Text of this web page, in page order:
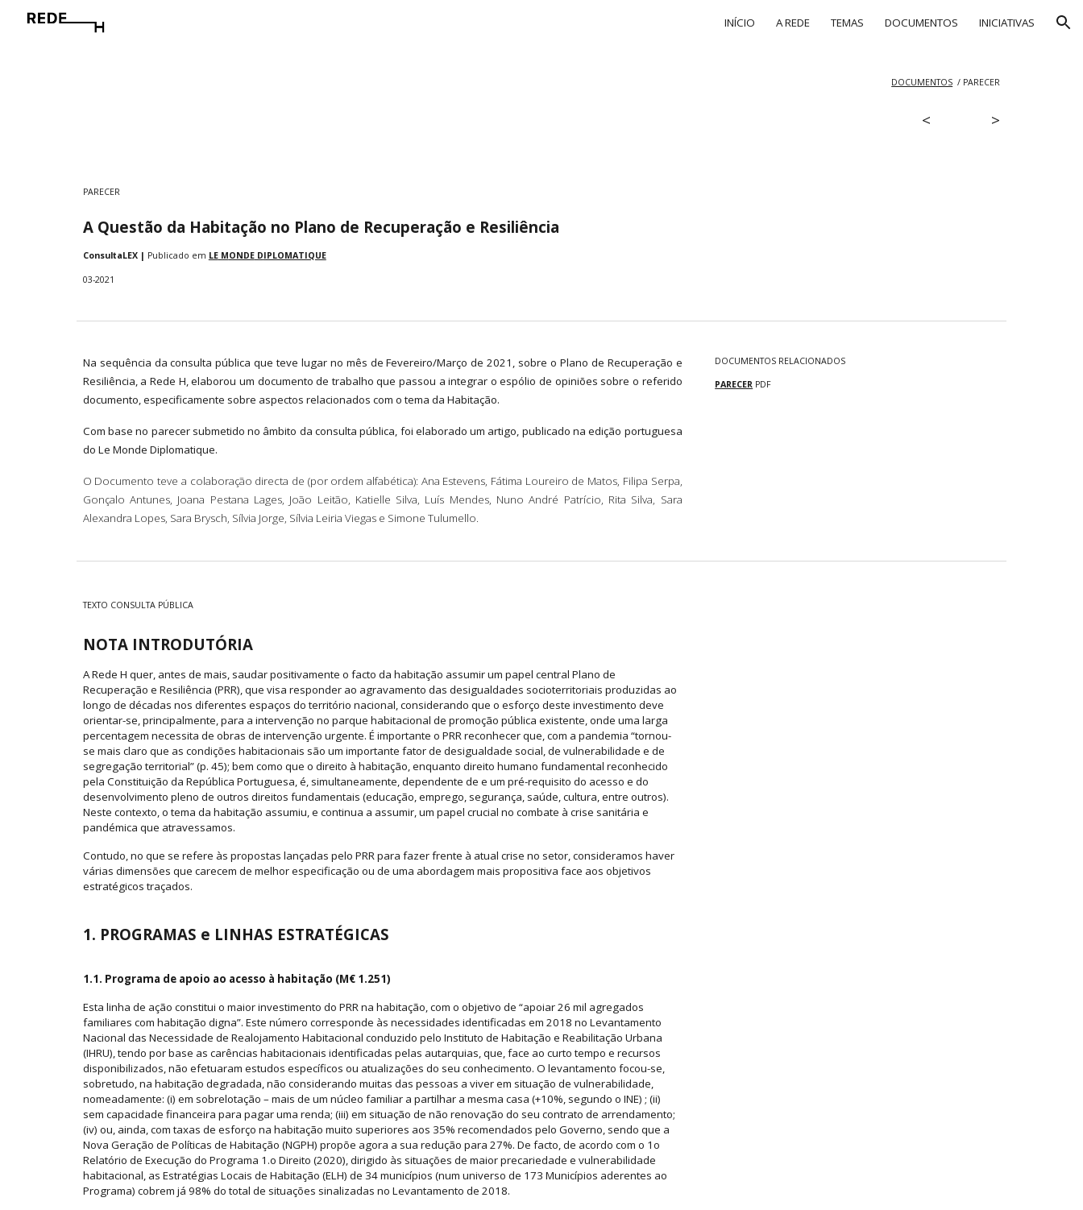
Skip to navigationINÍCIO A REDE TEMAS DOCUMENTOS INICIATIVAS
DOCUMENTOS / PARECER
< >
PARECER
A Questão da Habitação no Plano de Recuperação e Resiliência
ConsultaLEX| Publicado em LEMONDEDIPLOMATIQUE
03-2021
Na sequência da consulta pública que teve lugar no mês de Fevereiro/Março de 2021, sobre o Plano de Recuperação e
Resiliência, a Rede H, elaborou um documento de trabalho que passou a integrar o espólio de opiniões sobre o referido
documento, especificamente sobre aspectos relacionados com o tema da Habitação.
Com base no parecer submetido no âmbito da consulta pública, foi elaborado um artigo, publicado na edição portuguesa
do Le Monde Diplomatique.
O Documento teve a colaboração directa de (por ordem alfabética): Ana Estevens, Fátima Loureiro de Matos, Filipa Serpa,
Gonçalo Antunes, Joana Pestana Lages, João Leitão, Katielle Silva, Luís Mendes, Nuno André Patrício, Rita Silva, Sara
Alexandra Lopes, Sara Brysch, Sílvia Jorge, Sílvia Leiria Viegas e Simone Tulumello.
DOCUMENTOS RELACIONADOS
PARECER PDF
TEXTO CONSULTA PÚBLICA
NOTA INTRODUTÓRIA
A Rede H quer, antes de mais, saudar positivamente o facto da habitação assumir um papel central Plano de
Recuperação e Resiliência (PRR), que visa responder ao agravamento das desigualdades socioterritoriais produzidas ao
longo de décadas nos diferentes espaços do território nacional, considerando que o esforço deste investimento deve
orientar-se, principalmente, para a intervenção no parque habitacional de promoção pública existente, onde uma larga
percentagem necessita de obras de intervenção urgente. É importante o PRR reconhecer que, com a pandemia “tornou-
se mais claro que as condições habitacionais são um importante fator de desigualdade social, de vulnerabilidade e de
segregação territorial” (p. 45); bem como que o direito à habitação, enquanto direito humano fundamental reconhecido
pela Constituição da República Portuguesa, é, simultaneamente, dependente de e um pré-requisito do acesso e do
desenvolvimento pleno de outros direitos fundamentais (educação, emprego, segurança, saúde, cultura, entre outros).
Neste contexto, o tema da habitação assumiu, e continua a assumir, um papel crucial no combate à crise sanitária e
pandémica que atravessamos.
Contudo, no que se refere às propostas lançadas pelo PRR para fazer frente à atual crise no setor, consideramos haver
várias dimensões que carecem de melhor especificação ou de uma abordagem mais propositiva face aos objetivos
estratégicos traçados.
1. PROGRAMAS e LINHAS ESTRATÉGICAS
1.1. Programa de apoio ao acesso à habitação (M€ 1.251)
Esta linha de ação constitui o maior investimento do PRR na habitação, com o objetivo de “apoiar 26 mil agregados
familiares com habitação digna”. Este número corresponde às necessidades identificadas em 2018 no Levantamento
Nacional das Necessidade de Realojamento Habitacional conduzido pelo Instituto de Habitação e Reabilitação Urbana
(IHRU), tendo por base as carências habitacionais identificadas pelas autarquias, que, face ao curto tempo e recursos
disponibilizados, não efetuaram estudos específicos ou atualizações do seu conhecimento. O levantamento focou-se,
sobretudo, na habitação degradada, não considerando muitas das pessoas a viver em situação de vulnerabilidade,
nomeadamente: (i) em sobrelotação – mais de um núcleo familiar a partilhar a mesma casa (+10%, segundo o INE) ; (ii)
sem capacidade financeira para pagar uma renda; (iii) em situação de não renovação do seu contrato de arrendamento;
(iv) ou, ainda, com taxas de esforço na habitação muito superiores aos 35% recomendados pelo Governo, sendo que a
Nova Geração de Políticas de Habitação (NGPH) propõe agora a sua redução para 27%. De facto, de acordo com o 1o
Relatório de Execução do Programa 1.o Direito (2020), dirigido às situações de maior precariedade e vulnerabilidade
habitacional, as Estratégias Locais de Habitação (ELH) de 34 municípios (num universo de 173 Municípios aderentes ao
Programa) cobrem já 98% do total de situações sinalizadas no Levantamento de 2018.